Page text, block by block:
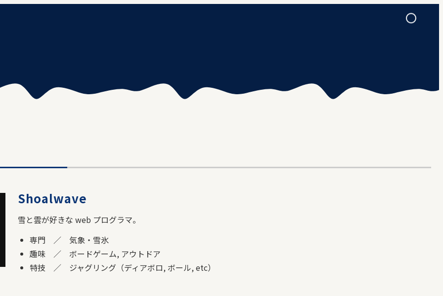
Shoalwave
雪と雲が好きな web プログラマ。
専門 ／ 気象・雪氷
趣味 ／ ボードゲーム, アウトドア
特技 ／ ジャグリング（ディアボロ, ボール, etc）